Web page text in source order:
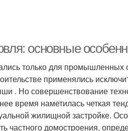
основные
только для промышленных
применялись
. Но совершенствование
время наметилась четкая
жилищной застройке.
частного домостроения,